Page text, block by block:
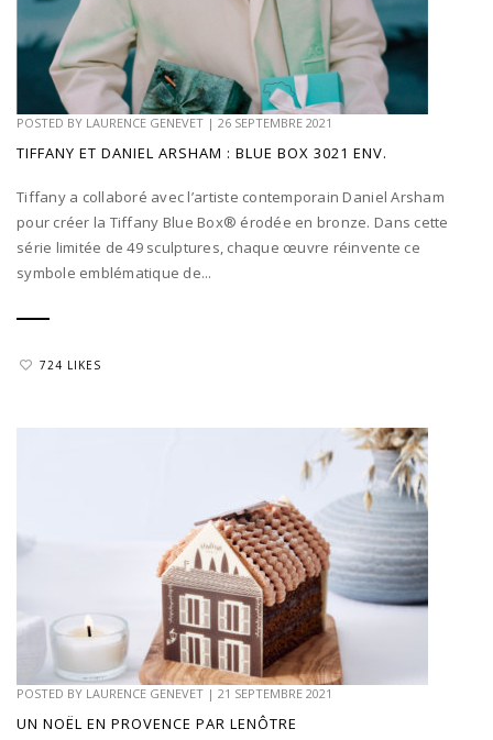
POSTED BY LAURENCE GENEVET | 26 SEPTEMBRE 2021
TIFFANY ET DANIEL ARSHAM : BLUE BOX 3021 ENV.
Tiffany a collaboré avec l’artiste contemporain Daniel Arsham
pour créer la Tiffany Blue Box® érodée en bronze. Dans cette
série limitée de 49 sculptures, chaque œuvre réinvente ce
symbole emblématique de...
724 LIKES
POSTED BY LAURENCE GENEVET | 21 SEPTEMBRE 2021
UN NOËL EN PROVENCE PAR LENÔTRE